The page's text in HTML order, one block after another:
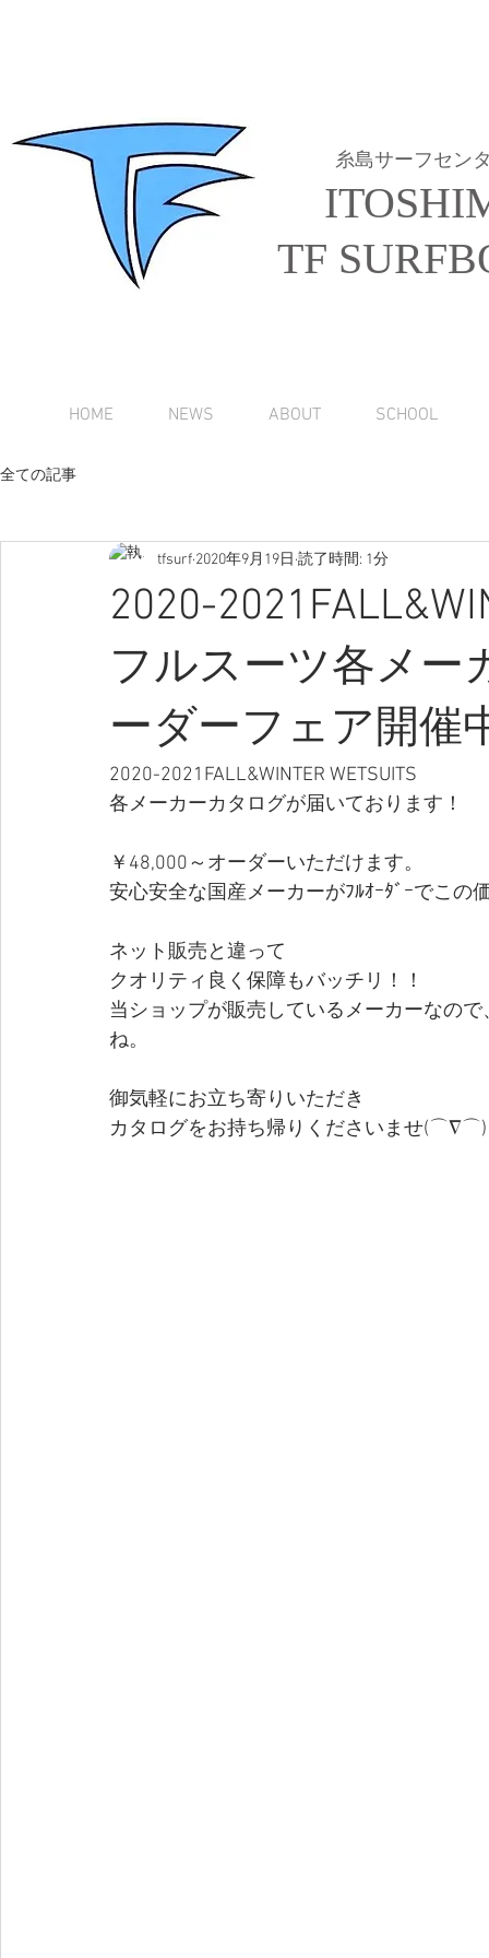
糸島サーフセン
TF
HOME NEWS ABOUT SCHOOL
全ての記事
2020-
フルスーツ各メー
ーダーフェア開催
tfsurf 2020年9月19日 読了時間: 1分
2020-2021FALL&WINTER WETSUITS
各メーカーカタログが届いております！
￥48,000～オーダーいただけます。
安心安全な国産メーカーがﾌﾙｵｰﾀﾞｰでこの
ネット販売と違って
クオリティ良く保障もバッチリ！！
当ショップが販売しているメーカーなの
ね。
御気軽にお立ち寄りいただき
カタログをお持ち帰りくださいませ(⌒∇⌒)